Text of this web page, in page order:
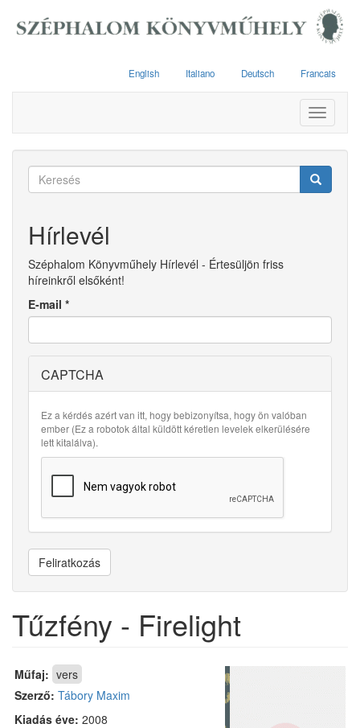
English Italiano Deutsch Francais
Toggle
Keresés
Hírlevél
Széphalom Könyvműhely Hírlevél - Értesüljön friss
híreinkről elsőként!
E-mail *
CAPTCHA
Ez a kérdés azért van itt, hogy bebizonyítsa, hogy ön valóban
ember (Ez a robotok által küldött kéretlen levelek elkerülésére
lett kitalálva).
Feliratkozás
Tűzfény - Firelight
Műfaj: vers
Szerző: Tábory Maxim
Kiadás éve: 2008